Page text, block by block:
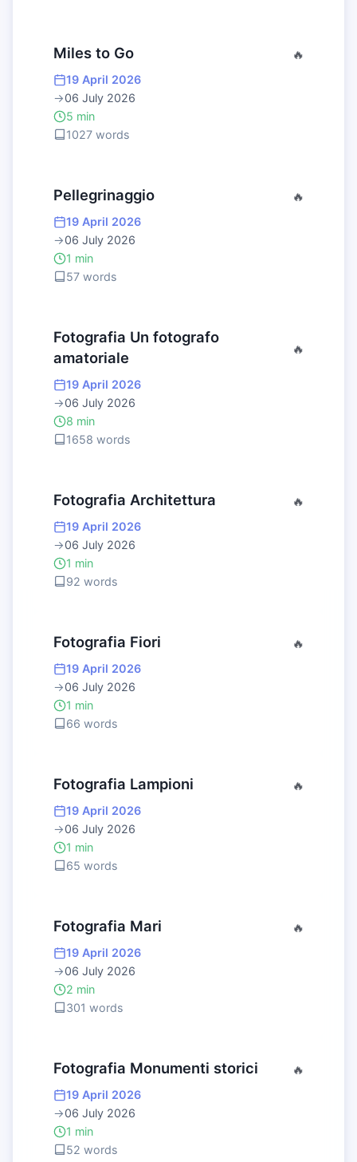
Miles to Go 🔥
19 April 2026
→06 July 2026
5 min
1027 words
Pellegrinaggio 🔥
19 April 2026
→06 July 2026
1 min
57 words
Fotografia Un fotografo
amatoriale
🔥
19 April 2026
→06 July 2026
8 min
1658 words
Fotografia Architettura 🔥
19 April 2026
→06 July 2026
1 min
92 words
Fotografia Fiori 🔥
19 April 2026
→06 July 2026
1 min
66 words
Fotografia Lampioni 🔥
19 April 2026
→06 July 2026
1 min
65 words
Fotografia Mari 🔥
19 April 2026
→06 July 2026
2 min
301 words
Fotografia Monumenti storici 🔥
19 April 2026
→06 July 2026
1 min
52 words